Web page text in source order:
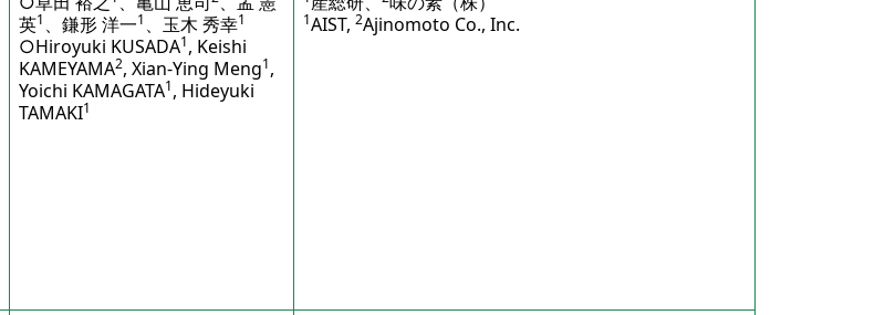
英1 、鎌形 洋一1 、玉木 秀幸1
○Hiroyuki KUSADA1, Keishi
KAMEYAMA2, Xian-Ying Meng1,
Yoichi KAMAGATA1, Hideyuki
TAMAKI1
1AIST, 2Ajinomoto Co., Inc.